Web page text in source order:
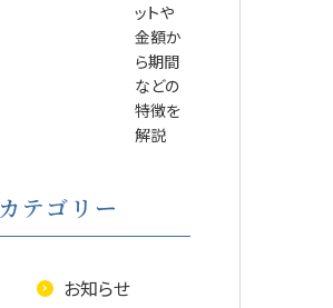
ットや
金額か
ら期間
などの
特徴を
解説
カテゴリー
お知らせ